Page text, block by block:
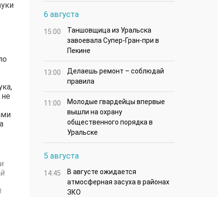
6 августа
15:00
Таншовщица из Уральска
завоевала Супер-Гран-при в
Пекине
13:00
Делаешь ремонт – соблюдай
правила
11:00
Молодые гвардейцы впервые
вышли на охрану
общественного порядка в
Уральске
5 августа
14:45
В августе ожидается
атмосферная засуха в районах
ЗКО